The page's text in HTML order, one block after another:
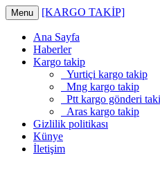
Menu [KARGO TAKİP]
Ana Sayfa
Haberler
Kargo takip
Yurtiçi kargo takip
Mng kargo takip
Ptt kargo gönderi
Aras kargo takip
Gizlilik politikası
Künye
İletişim